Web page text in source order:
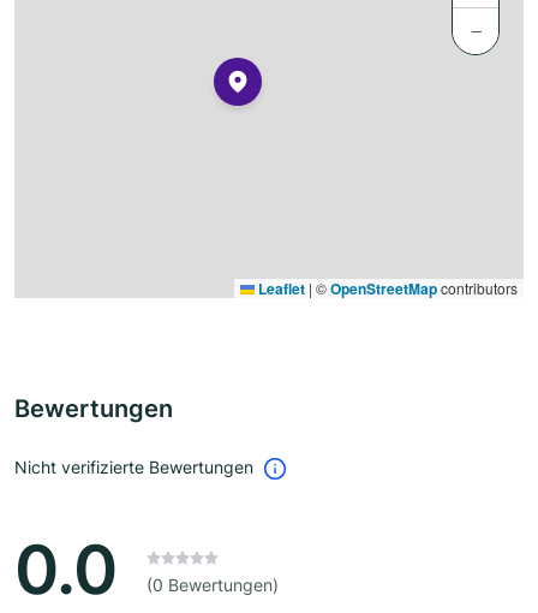
−
Leaflet | ©OpenStreetMapcontributors
Bewertungen
Nicht verifizierte Bewertungen
0.0 (0 Bewertungen)